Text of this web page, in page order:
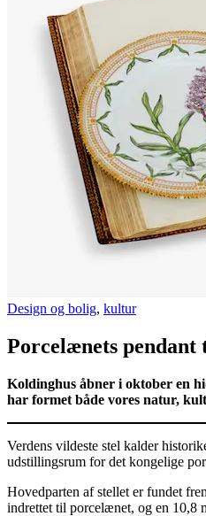
Design og bolig, kultur
Porcelænets
Koldinghus åbner i oktober en
har formet både vores natur,
Verdens vildeste stel kalder
udstillingsrum for det kongelige
Hovedparten af stellet er fundet
indrettet til porcelænet, og en 10,8